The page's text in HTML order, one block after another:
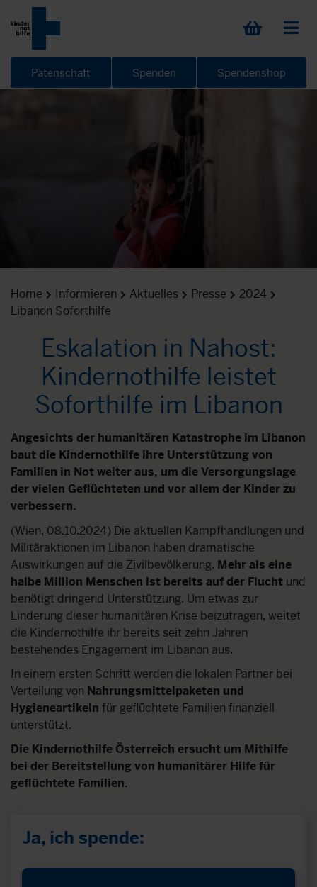
Patenschaft Spenden Spendenshop
Home Informieren Aktuelles Presse
2024
Libanon Soforthilfe
Eskalation in Nahost:
Kindernothilfe leistet
Soforthilfe im Libanon
Angesichts der humanitären Katastrophe im Libanon
baut die Kindernothilfe ihre Unterstützung von
Familien in Not weiter aus, um die Versorgungslage
der vielen Geflüchteten und vor allem der Kinder zu
verbessern.
(Wien, 08.10.2024) Die aktuellen Kampfhandlungen und
Militäraktionen im Libanon haben dramatische
Auswirkungen auf die Zivilbevölkerung. Mehr als eine
halbe Million Menschen ist bereits auf der Flucht und
benötigt dringend Unterstützung. Um etwas zur
Linderung dieser humanitären Krise beizutragen, weitet
die Kindernothilfe ihr bereits seit zehn Jahren
bestehendes Engagement im Libanon aus.
In einem ersten Schritt werden die lokalen Partner bei
Verteilung von Nahrungsmittelpaketen und
Hygieneartikeln für geflüchtete Familien finanziell
unterstützt.
Die Kindernothilfe Österreich ersucht um Mithilfe
bei der Bereitstellung von humanitärer Hilfe für
geflüchtete Familien.
Ja, ich spende: